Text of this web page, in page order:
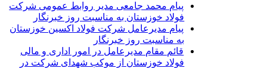
پیام محمد جامعی مدیر روابط عمومی شرکت
فولاد خوزستان به مناسبت روز خبرنگار
پیام مدیرعامل شرکت فولاد اکسین خوزستان
به مناسبت روز خبرنگار
قائم مقام مدیرعامل در امور اداری و مالی
فولاد خوزستان از موکب شهدای شرکت در